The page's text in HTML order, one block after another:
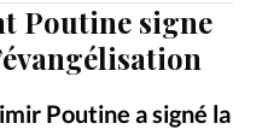
Poutine signe
Poutine a signé la